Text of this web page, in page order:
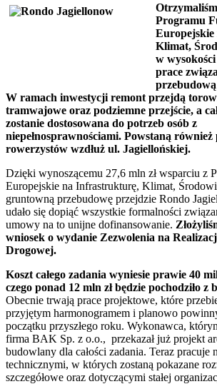
Programu
Klimat,
w
prace
W ramach inwestycji remont przejdą
tramwajowe oraz podziemne przejście, a
zostanie dostosowana do potrzeb osób z
niepełnosprawnościami. Powstaną również
rowerzystów wzdłuż ul. Jagiellońskiej.
Dzięki wynoszącemu 27,6 mln zł wsparciu z
Europejskie na Infrastrukturę, Klimat,
gruntowną przebudowę przejdzie Rondo
udało się dopiąć wszystkie formalności
umowy na to unijne dofinansowanie.
wniosek o wydanie Zezwolenia na
Drogowej.
Koszt całego zadania wyniesie prawie 40
czego ponad 12 mln zł będzie pochodziło z
Obecnie trwają prace projektowe, które
przyjętym harmonogramem i planowo
początku przyszłego roku. Wykonawca,
firma BAK Sp. z o.o., przekazał już projekt
budowlany dla całości zadania. Teraz pracuje
technicznymi, w których zostaną pokazane
szczegółowe oraz dotyczącymi stałej